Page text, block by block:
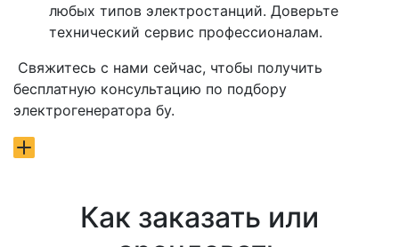
любых типов электростанций. Доверьте
технический сервис профессионалам.
Свяжитесь с нами сейчас, чтобы получить
бесплатную консультацию по подбору
электрогенератора бу.
Как заказать или